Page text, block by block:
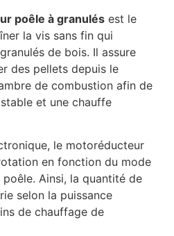
poêle à granulés est le
la vis sans fin qui
de bois. Il assure
des pellets depuis le
de combustion afin de
et une chauffe
le motoréducteur
en fonction du mode
Ainsi, la quantité de
selon la puissance
de chauffage de